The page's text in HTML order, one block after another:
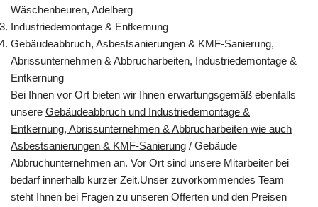
Wäschenbeuren, Adelberg
Industriedemontage & Entkernung
Gebäudeabbruch, Asbestsanierungen & KMF-Sanierung,
Abrissunternehmen & Abbrucharbeiten, Industriedemontage &
Entkernung
Bei Ihnen vor Ort bieten wir Ihnen erwartungsgemäß ebenfalls
unsere Gebäudeabbruch und Industriedemontage &
Entkernung, Abrissunternehmen & Abbrucharbeiten wie auch
Asbestsanierungen & KMF-Sanierung / Gebäude
Abbruchunternehmen an. Vor Ort sind unsere Mitarbeiter bei
bedarf innerhalb kurzer Zeit.Unser zuvorkommendes Team
steht Ihnen bei Fragen zu unseren Offerten und den Preisen